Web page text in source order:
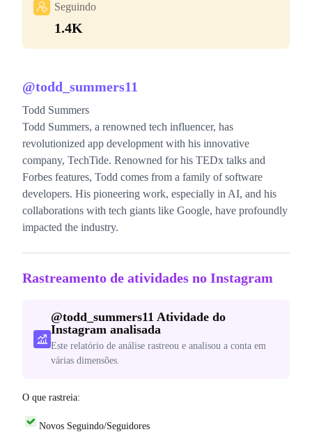
Seguindo
1.4K
@todd_summers11
Todd Summers
Todd Summers, a renowned tech influencer, has
revolutionized app development with his innovative
company, TechTide. Renowned for his TEDx talks and
Forbes features, Todd comes from a family of software
developers. His pioneering work, especially in AI, and his
collaborations with tech giants like Google, have profoundly
impacted the industry.
Rastreamento de atividades no Instagram
@todd_summers11 Atividade do
Instagram analisada
Este relatório de análise rastreou e analisou a conta em
várias dimensões.
O que rastreia:
Novos Seguindo/Seguidores